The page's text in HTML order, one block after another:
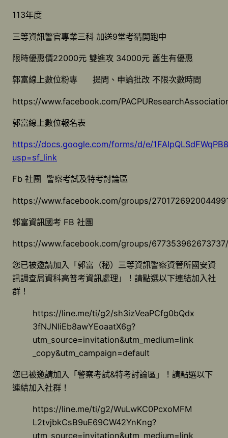
113年度
三等資訊警官專業三科 加送9堂考猜開跑中
限時優惠價22000元 雙進攻 34000元 舊生有優惠
郭富線上數位粉專 提問、申論批改 不限次數時間
https://www.facebook.com/
郭富線上數位報名表
https://docs.google.com/forms/d/e/
usp=sf_link
Fb 社團 警察考試及特考討論區
https://www.facebook.com/groups/
郭富資訊國考 FB 社團
https://www.facebook.com/groups/
您已被邀請加入「郭富（秘）三等資訊警察資管所國安資
訊調查局資科高普考資訊處理」！請點選以下連結加入社
群！
https://line.me/ti/g2/sh3izVeaPCfg0bQdx
3fNJNliEb8awYEoaatX6g?
utm_source=invitation&utm_medium=link
_copy&utm_campaign=default
您已被邀請加入「警察考試&特考討論區」！請點選以下
連結加入社群！
https://line.me/ti/g2/WuLwKC0PcxoMFM
L2tvjbkCsB9uE69CW42YnKng?
utm_source=invitation&utm_medium=link